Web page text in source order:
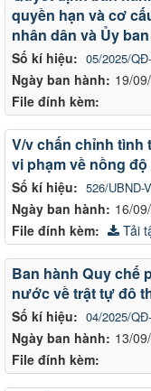
Số kí hiệu: 05/2025/
Ngày ban hành: 19/
quyền hạn và cơ
nhân dân và Ủy
File đính kèm:
Số kí hiệu: 526/UBND-
Ngày ban hành: 16/
V/v chấn chỉnh
vi phạm về nồng
File đính kèm: Tải
Số kí hiệu: 04/2025/
Ngày ban hành: 13/
Ban hành Quy chế
nước về trật tự đô
File đính kèm: